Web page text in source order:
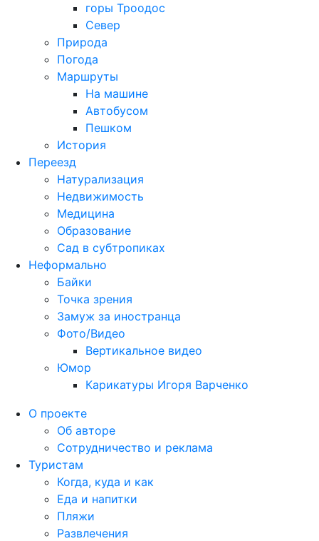
горы Троодос
Север
Природа
Погода
Маршруты
На машине
Автобусом
Пешком
История
Переезд
Натурализация
Недвижимость
Медицина
Образование
Сад в субтропиках
Неформально
Байки
Точка зрения
Замуж за иностранца
Фото/Видео
Вертикальное видео
Юмор
Карикатуры Игоря Варченко
О проекте
Об авторе
Сотрудничество и реклама
Туристам
Когда, куда и как
Еда и напитки
Пляжи
Развлечения